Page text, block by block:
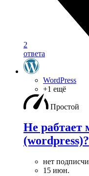
2
ответа
WordPress
+1 ещё
Простой
Не рабтает
(wordpress)?
нет
15 июн.